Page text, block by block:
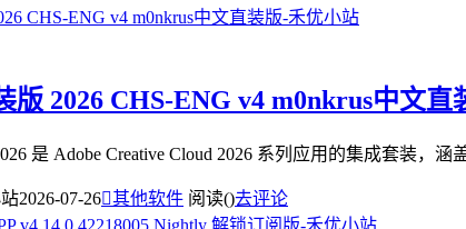
版 2026 CHS-ENG v4 m0nkrus中文直
是 Adobe Creative Cloud 2026 系列应用的集成套装
2026-07-26其他软件 阅读()去评论